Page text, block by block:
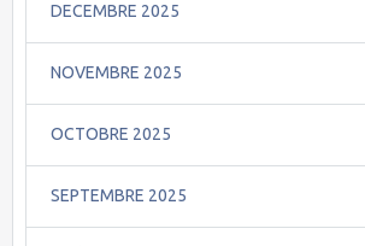
DECEMBRE 2025
NOVEMBRE 2025
OCTOBRE 2025
SEPTEMBRE 2025